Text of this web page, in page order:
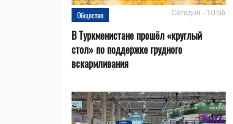
Общество Сегодня - 10:55
В Туркменистане прошёл «круглый
стол» по поддержке грудного
вскармливания